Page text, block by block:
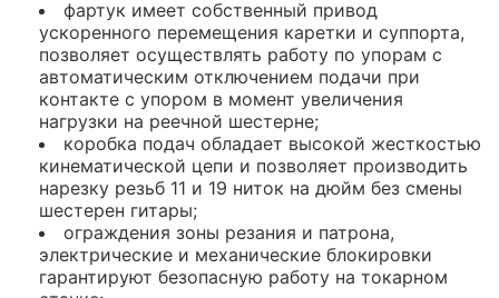
фартук имеет собственный привод
ускоренного перемещения каретки и суппорта,
позволяет осуществлять работу по упорам с
автоматическим отключением подачи при
контакте с упором в момент увеличения
нагрузки на реечной шестерне;
коробка подач обладает высокой жесткостью
кинематической цепи и позволяет производить
нарезку резьб 11 и 19 ниток на дюйм без смены
шестерен гитары;
ограждения зоны резания и патрона,
электрические и механические блокировки
гарантируют безопасную работу на токарном